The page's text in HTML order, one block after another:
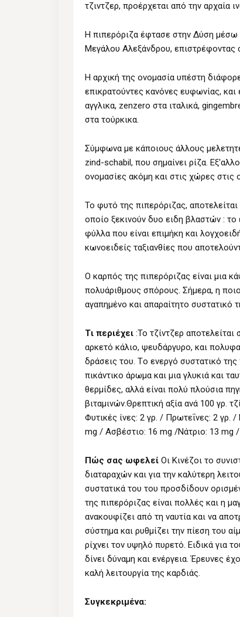
τζιντζερ, προέρχεται από την αρχαία
Η πιπερόριζα έφτασε στην Δύση μέσω
Μεγάλου Αλεξάνδρου, επιστρέφοντας
Η αρχική της ονομασία υπέστη
επικρατούντες κανόνες ευφωνίας,
αγγλικα, zenzero στα ιταλικά,
στα τούρκικα.
Σύμφωνα με κάποιους άλλους
zind-schabil, που σημαίνει ρίζα.
ονομασίες ακόμη και στις χώρες στις
Το φυτό της πιπερόριζας,
οποίο ξεκινούν δυο ειδη βλαστών : το
φύλλα που είναι επιμήκη και
κωνοειδείς ταξιανθίες που
Ο καρπός της πιπερόριζας είναι μια
πολυάριθμους σπόρους. Σήμερα, η
αγαπημένο και απαραίτητο συστατικό
Tι περιέχει :Το τζίντζερ
αρκετό κάλιο, ψευδάργυρο, και
δράσεις του. Tο ενεργό συστατικό της
πικάντικο άρωμα και μια γλυκιά και
θερμίδες, αλλά είναι πολύ πλούσια
βιταμινών.Θρεπτική αξία ανά 100 γρ.
Φυτικές ίνες: 2 γρ. / Πρωτεΐνες: 2
mg / Aσβέστιο: 16 mg /Nάτριο: 13 mg
Πώς σας ωφελεί Oι Kινέζοι το
διαταραχών και για την καλύτερη
συστατικά του του προσδίδουν
της πιπερόριζας είναι πολλές και η
ανακουφίζει από τη ναυτία και να
σύστημα και ρυθμίζει την πίεση του
ρίχνει τον υψηλό πυρετό. Ειδικά για
δίνει δύναμη και ενέργεια. Έρευνες
καλή λειτουργία της καρδιάς.
Συγκεκριμένα: